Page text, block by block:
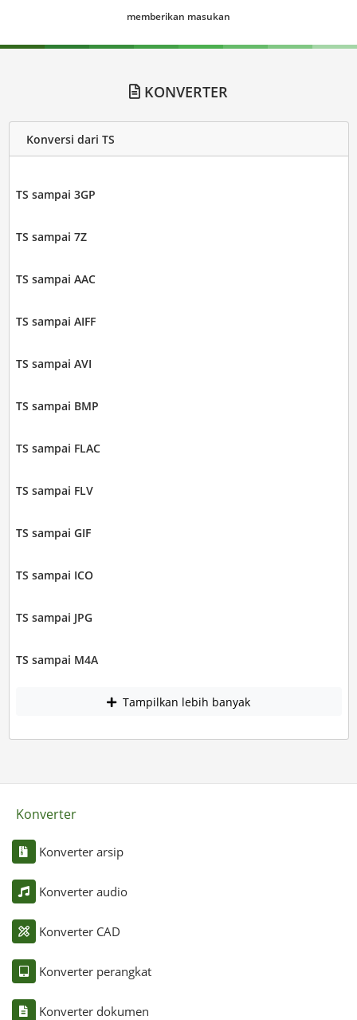
memberikan masukan
KONVERTER
Konversi dari TS
TS sampai 3GP
TS sampai 7Z
TS sampai AAC
TS sampai AIFF
TS sampai AVI
TS sampai BMP
TS sampai FLAC
TS sampai FLV
TS sampai GIF
TS sampai ICO
TS sampai JPG
TS sampai M4A
Tampilkan lebih banyak
Konverter
Konverter arsip
Konverter audio
Konverter CAD
Konverter perangkat
Konverter dokumen